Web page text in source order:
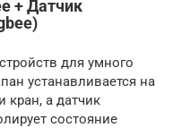
+ Датчик
для умного
устанавливается на
кран, а датчик
состояние